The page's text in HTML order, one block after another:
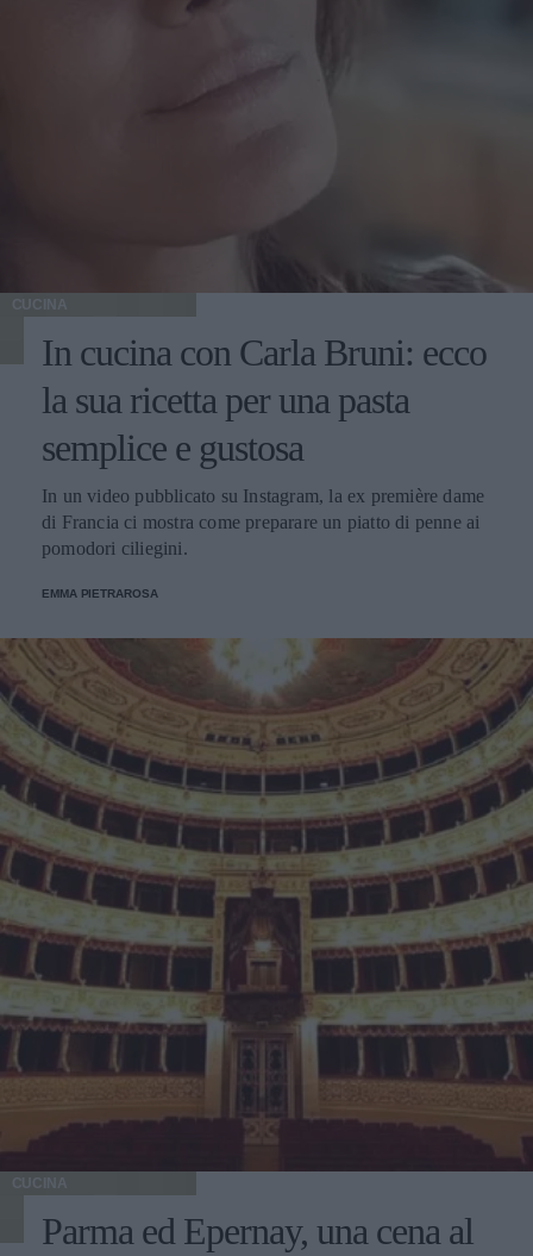
CUCINA
In cucina con Carla Bruni: ecco
la sua ricetta per una pasta
semplice e gustosa
In un video pubblicato su Instagram, la ex première dame
di Francia ci mostra come preparare un piatto di penne ai
pomodori ciliegini.
EMMA PIETRAROSA
CUCINA
Parma ed Epernay, una cena al